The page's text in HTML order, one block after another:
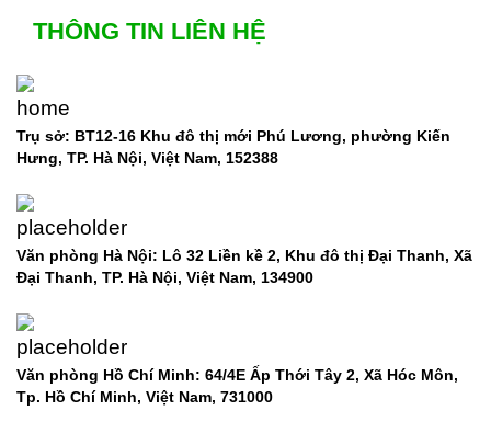
THÔNG TIN LIÊN HỆ
Trụ sở: BT12-16 Khu đô thị mới Phú Lương, phường Kiến
Hưng, TP. Hà Nội, Việt Nam, 152388
Văn phòng Hà Nội: Lô 32 Liền kề 2, Khu đô thị Đại Thanh, Xã
Đại Thanh, TP. Hà Nội, Việt Nam, 134900
Văn phòng Hồ Chí Minh: 64/4E Ấp Thới Tây 2, Xã Hóc Môn,
Tp. Hồ Chí Minh, Việt Nam, 731000